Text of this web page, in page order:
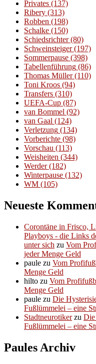
Privates (137)
Ribery (313)
Robben (198)
Schalke (150)
Schiedsrichter(80)
Schweinsteiger(197)
Sommerpause (398)
Tabellenführung (86)
Thomas Müller(110)
Toni Kroos (94)
Transfers (310)
UEFA-Cup (87)
van Bommel (92)
van Gaal (124)
Verletzung (134)
Vorberichte (98)
Vorschau (113)
Weisheiten (344)
Werder(182)
Winterpause (132)
WM (105)
Neueste
Corontäne in Frisco,
Playboys - die Links
unter sich zu Vom
jeder Menge Geld
paule zu Vom
Menge Geld
hilto zu Vom
Menge Geld
paule zu Die
Fußlümmelei – eine
Stadtneurotikerzu Die
Fußlümmelei – eine
Paules Archiv